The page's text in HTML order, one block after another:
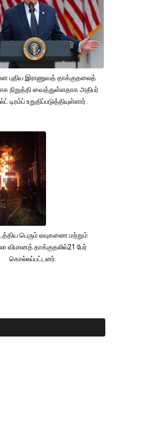
புதிய இராணுவத் தாக்குதலைத்
நிறுத்தி வைத்துள்ளதாக அதிபர்
உறுதிப்படுத்தியுள்ளார் .
பெரும் ஏவுகணை மற்றும்
விமானத் தாக்குதலில்21 பேர்
கொல்லப்பட்டனர்.